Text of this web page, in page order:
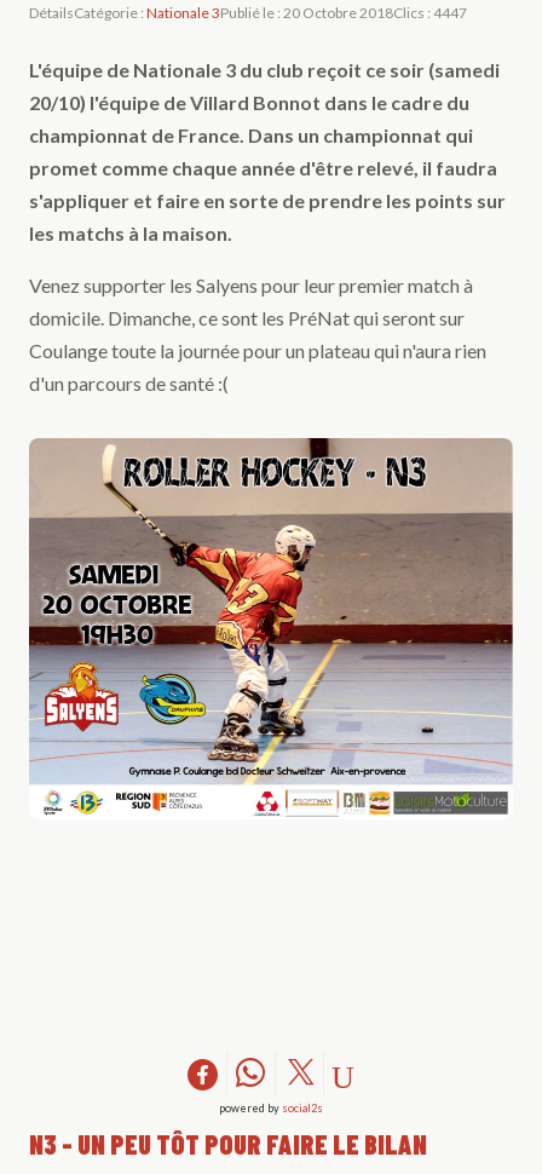
DétailsCatégorie : Nationale 3Publié le : 20 Octobre 2018Clics : 4447
L'équipe de Nationale 3 du club reçoit ce soir (samedi
20/10) l'équipe de Villard Bonnot dans le cadre du
championnat de France. Dans un championnat qui
promet comme chaque année d'être relevé, il faudra
s'appliquer et faire en sorte de prendre les points sur
les matchs à la maison.
Venez supporter les Salyens pour leur premier match à
domicile. Dimanche, ce sont les PréNat qui seront sur
Coulange toute la journée pour un plateau qui n'aura rien
d'un parcours de santé :(
powered by social2s
N3 - UN PEU TÔT POUR FAIRE LE BILAN